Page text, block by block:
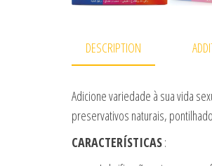
DESCRIPTION
Adicione variedade à sua vida
preservativos naturais,
CARACTERÍSTICAS: